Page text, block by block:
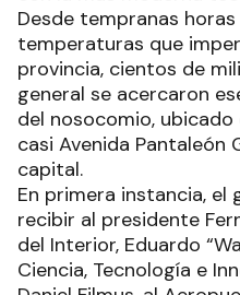
Desde tempranas
temperaturas que
provincia, cientos de
general se acercaron
del nosocomio,
casi Avenida Pantaleón
capital.
En primera instancia, el
recibir al presidente
del Interior, Eduardo
Ciencia, Tecnología e